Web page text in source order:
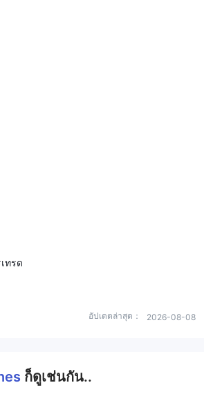
ทรด
อัปเดตล่าสุด： 2026-08-08
ก็ดูเช่นกัน..